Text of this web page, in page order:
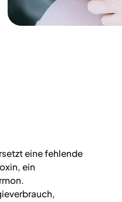
eine fehlende
ein